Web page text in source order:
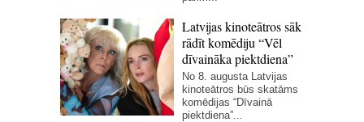
Latvijas kinoteātros sāk
rādīt komēdiju “Vēl
dīvaināka piektdiena”
No 8. augusta Latvijas
kinoteātros būs skatāms
komēdijas “Dīvainā
piektdiena”...